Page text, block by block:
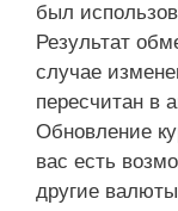
был
Результат
случае
пересчитан в
Обновление
вас есть
другие